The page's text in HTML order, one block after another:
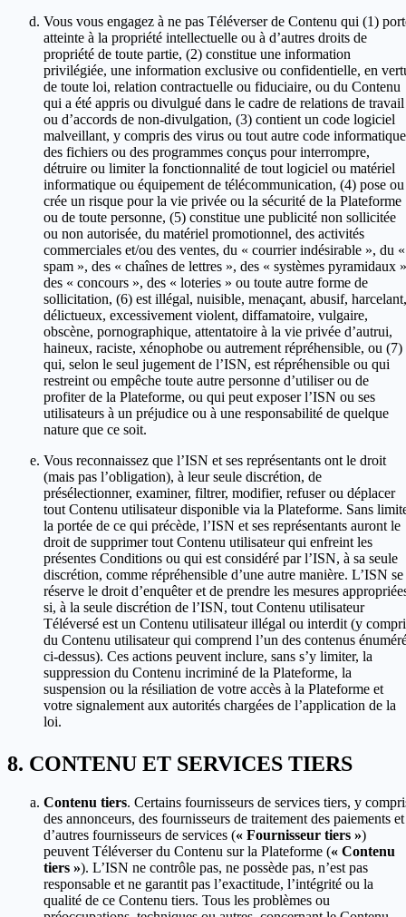
Vous vous engagez à ne pas Téléverser de Contenu qui (1)
atteinte à la propriété intellectuelle ou à d’autres droits de
propriété de toute partie, (2) constitue une information
privilégiée, une information exclusive ou confidentielle, en
de toute loi, relation contractuelle ou fiduciaire, ou du Contenu
qui a été appris ou divulgué dans le cadre de relations de travail
ou d’accords de non-divulgation, (3) contient un code logiciel
malveillant, y compris des virus ou tout autre code
des fichiers ou des programmes conçus pour interrompre,
détruire ou limiter la fonctionnalité de tout logiciel ou matériel
informatique ou équipement de télécommunication, (4) pose ou
crée un risque pour la vie privée ou la sécurité de la Plateforme
ou de toute personne, (5) constitue une publicité non sollicitée
ou non autorisée, du matériel promotionnel, des activités
commerciales et/ou des ventes, du « courrier indésirable », du «
spam », des « chaînes de lettres », des « systèmes pyramidaux
des « concours », des « loteries » ou toute autre forme de
sollicitation, (6) est illégal, nuisible, menaçant, abusif, harcelant,
délictueux, excessivement violent, diffamatoire, vulgaire,
obscène, pornographique, attentatoire à la vie privée d’autrui,
haineux, raciste, xénophobe ou autrement répréhensible, ou (7)
qui, selon le seul jugement de l’ISN, est répréhensible ou qui
restreint ou empêche toute autre personne d’utiliser ou de
profiter de la Plateforme, ou qui peut exposer l’ISN ou ses
utilisateurs à un préjudice ou à une responsabilité de quelque
nature que ce soit.
Vous reconnaissez que l’ISN et ses représentants ont le droit
(mais pas l’obligation), à leur seule discrétion, de
présélectionner, examiner, filtrer, modifier, refuser ou déplacer
tout Contenu utilisateur disponible via la Plateforme. Sans
la portée de ce qui précède, l’ISN et ses représentants auront le
droit de supprimer tout Contenu utilisateur qui enfreint les
présentes Conditions ou qui est considéré par l’ISN, à sa seule
discrétion, comme répréhensible d’une autre manière. L’ISN se
réserve le droit d’enquêter et de prendre les mesures
si, à la seule discrétion de l’ISN, tout Contenu utilisateur
Téléversé est un Contenu utilisateur illégal ou interdit (y
du Contenu utilisateur qui comprend l’un des contenus
ci-dessus). Ces actions peuvent inclure, sans s’y limiter, la
suppression du Contenu incriminé de la Plateforme, la
suspension ou la résiliation de votre accès à la Plateforme et
votre signalement aux autorités chargées de l’application de la
loi.
CONTENU ET SERVICES TIERS
Contenu tiers. Certains fournisseurs de services tiers, y
des annonceurs, des fournisseurs de traitement des paiements et
d’autres fournisseurs de services (« Fournisseur tiers »)
peuvent Téléverser du Contenu sur la Plateforme (« Contenu
tiers »). L’ISN ne contrôle pas, ne possède pas, n’est pas
responsable et ne garantit pas l’exactitude, l’intégrité ou la
qualité de ce Contenu tiers. Tous les problèmes ou